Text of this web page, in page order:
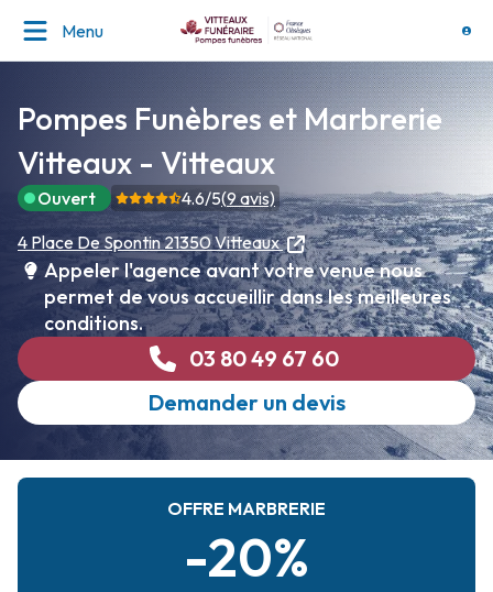
Menu
Pompes Funèbres et Marbrerie
Vitteaux - Vitteaux
Ouvert 4.6/5(9avis)
4 Place De Spontin21350 Vitteaux
03 80 49 67 60
Demander un devis
Appeler l'agence avant votre venue nous
permet de vous accueillir dans les meilleures
conditions.
OFFRE MARBRERIE
-20%